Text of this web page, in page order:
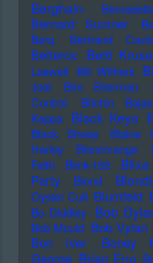
Berghain
Bernard Sumner
Berq
Bertrand
Betterov Betti Kruse
Laswell
Bill Withers
Joel
Bim Sherman
Control
Bitchin Bajas
Kappa Black Keys
Black Sheep Blaine
Harley
Blancmange
Faith
Blink-182
Party
Blond
Oyster Cult Blumfeld
Bo Diddley Bob
Bob Mould Bob Vylan
Bon Iver Boney
George Brian Eno